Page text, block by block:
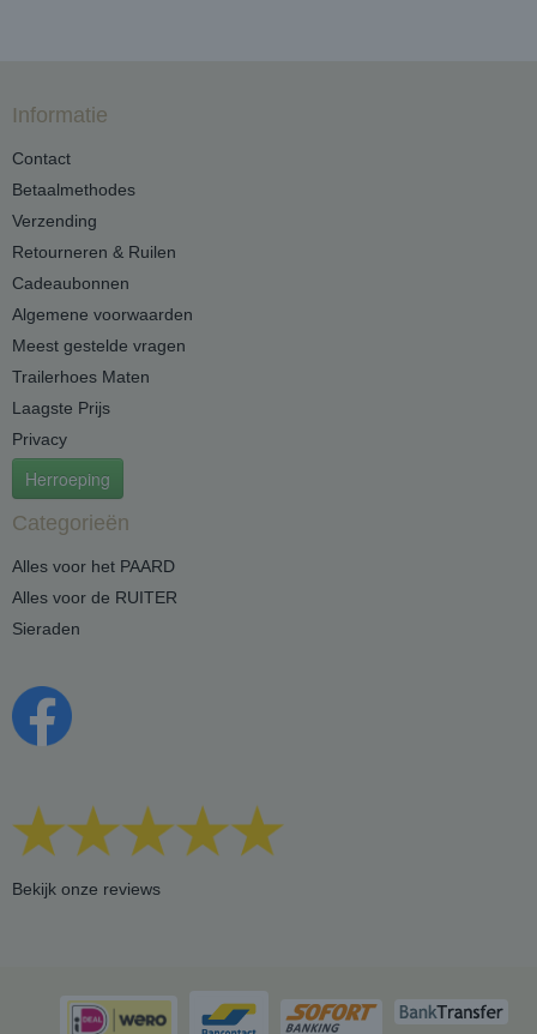
Informatie
Contact
Betaalmethodes
Verzending
Retourneren & Ruilen
Cadeaubonnen
Algemene voorwaarden
Meest gestelde vragen
Trailerhoes Maten
Laagste Prijs
Privacy
Herroeping
Categorieën
Alles voor het PAARD
Alles voor de RUITER
Sieraden
Bekijk onze reviews